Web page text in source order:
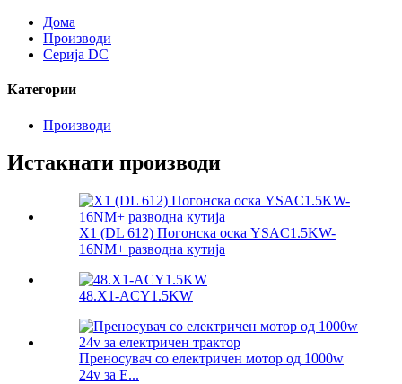
Дома
Производи
Серија DC
Категории
Производи
Истакнати производи
X1 (DL 612) Погонска оска YSAC1.5KW-
16NM+ разводна кутија
48.X1-ACY1.5KW
Преносувач со електричен мотор од 1000w
24v за Е...